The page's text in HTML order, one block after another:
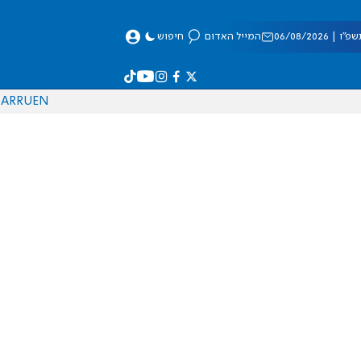
08/2026 המייל האדום חיפוש
EN
RU
AR